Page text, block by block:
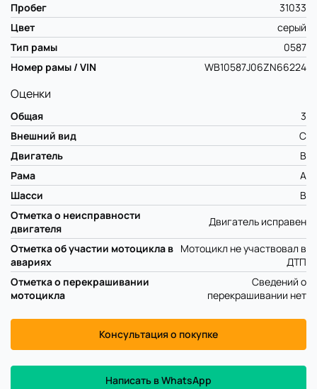
Пробег
31033
Цвет
серый
Тип рамы
0587
Номер рамы / VIN
WB10587J06ZN66224
Оценки
Общая
3
Внешний вид
C
Двигатель
B
Рама
A
Шасси
B
Отметка о неисправности
двигателя
Двигатель исправен
Отметка об участии мотоцикла в
авариях
Мотоцикл не участвовал в
ДТП
Отметка о перекрашивании
мотоцикла
Сведений о
перекрашивании нет
Консультация о покупке
Написать в WhatsApp